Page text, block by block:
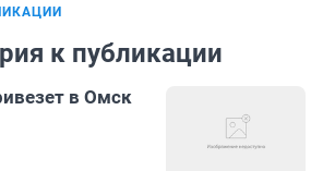
к публикации
в Омск